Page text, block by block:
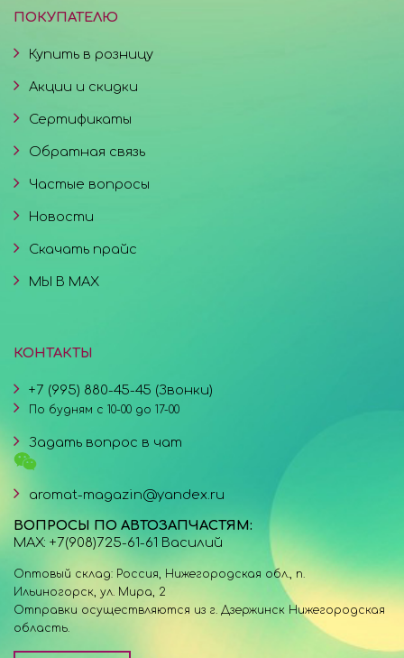
ПОКУПАТЕЛЮ
Купить в розницу
Акции и скидки
Сертификаты
Обратная связь
Частые вопросы
Новости
Скачать прайс
МЫ В MAX
КОНТАКТЫ
+7 (995) 880-45-45 (Звонки)
По будням с 10-00 до 17-00
Задать вопрос в чат
aromat-magazin@yandex.ru
ВОПРОСЫ ПО АВТОЗАПЧАСТЯМ:
MAX: +7(908)725-61-61 Василий
Оптовый склад: Россия, Нижегородская обл., п.
Ильиногорск, ул. Мира, 2
Отправки осуществляются из г. Дзержинск Нижегородская
область.